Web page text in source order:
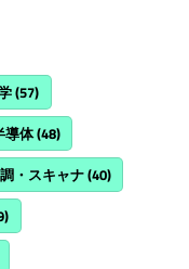
(57)
導体(48)
・スキャナ(40)